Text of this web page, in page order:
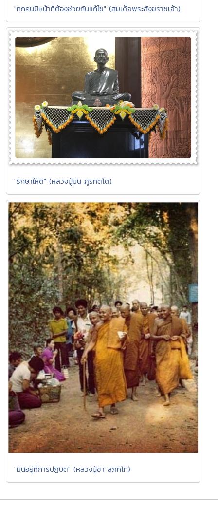
"ทุกคนมีหน้าที่ต้องช่วยกันแก้ไข" (สมเด็จพระสังฆราชเจ้า)
"รักษาให้ดี" (หลวงปู่มั่น ภูริทัตโต)
"มันอยู่ที่การปฏิบัติ" (หลวงปู่ชา สุภัทโท)